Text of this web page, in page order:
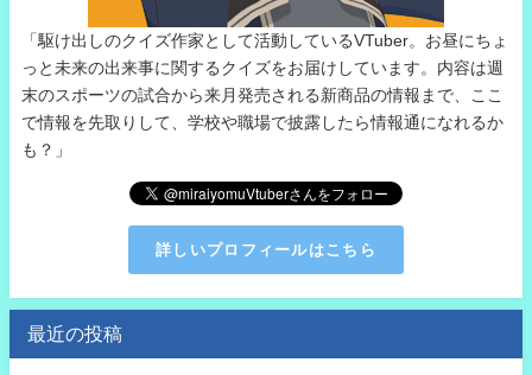
「駆け出しのクイズ作家として活動しているVTuber。お昼にちょ
っと未来の出来事に関するクイズをお届けしています。内容は週
末のスポーツの試合から来月発売される新商品の情報まで、ここ
で情報を先取りして、学校や職場で披露したら情報通になれるか
も？」
詳しいプロフィールはこちら
最近の投稿